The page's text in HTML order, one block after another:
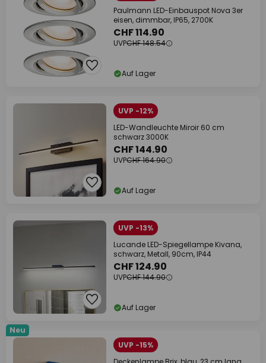
Paulmann LED-Einbauspot Nova 3er
eisen, dimmbar, IP65, 2700K
CHF 114.90
UVPCHF 148.54
Auf Lager
UVP -12%
LED-Wandleuchte Miroir 60 cm
schwarz 3000K
CHF 144.90
UVPCHF 164.90
Auf Lager
UVP -13%
Lucande LED-Spiegellampe Kivana,
schwarz, Metall, 90cm, IP44
CHF 124.90
UVPCHF 144.90
Auf Lager
Neu
UVP -15%